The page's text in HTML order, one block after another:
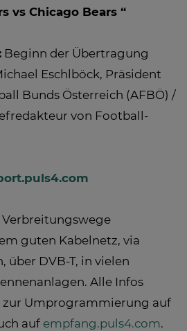
vs Chicago Bears “
Beginn der Übertragung
Eschlböck, Präsident
Bunds Österreich (AFBÖ) /
von Football-
Verbreitungswege
guten Kabelnetz, via
DVB-T, in vielen
Alle Infos
Umprogrammierung auf
auf empfang.puls4.com.